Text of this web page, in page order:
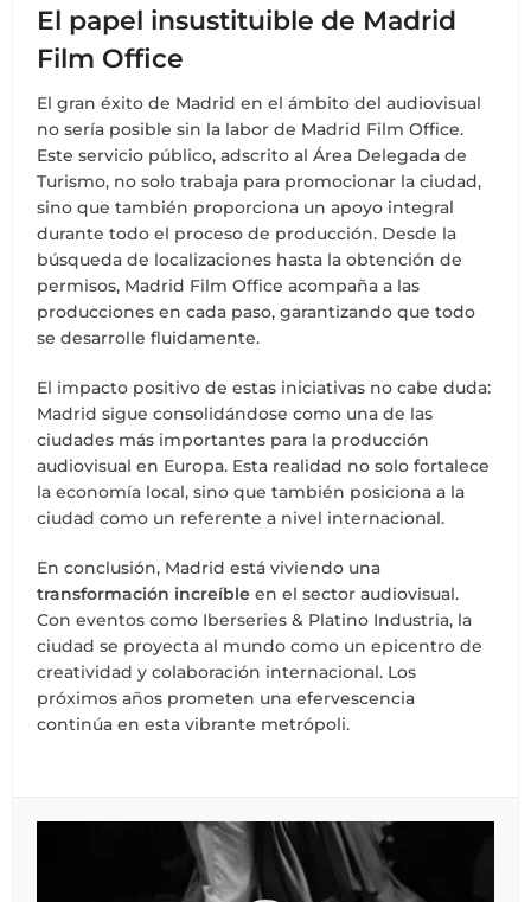
El papel insustituible de Madrid
Film Office
El gran éxito de Madrid en el ámbito del audiovisual
no sería posible sin la labor de Madrid Film Office.
Este servicio público, adscrito al Área Delegada de
Turismo, no solo trabaja para promocionar la ciudad,
sino que también proporciona un apoyo integral
durante todo el proceso de producción. Desde la
búsqueda de localizaciones hasta la obtención de
permisos, Madrid Film Office acompaña a las
producciones en cada paso, garantizando que todo
se desarrolle fluidamente.
El impacto positivo de estas iniciativas no cabe duda:
Madrid sigue consolidándose como una de las
ciudades más importantes para la producción
audiovisual en Europa. Esta realidad no solo fortalece
la economía local, sino que también posiciona a la
ciudad como un referente a nivel internacional.
En conclusión, Madrid está viviendo una
transformación increíble en el sector audiovisual.
Con eventos como Iberseries & Platino Industria, la
ciudad se proyecta al mundo como un epicentro de
creatividad y colaboración internacional. Los
próximos años prometen una efervescencia
continúa en esta vibrante metrópoli.